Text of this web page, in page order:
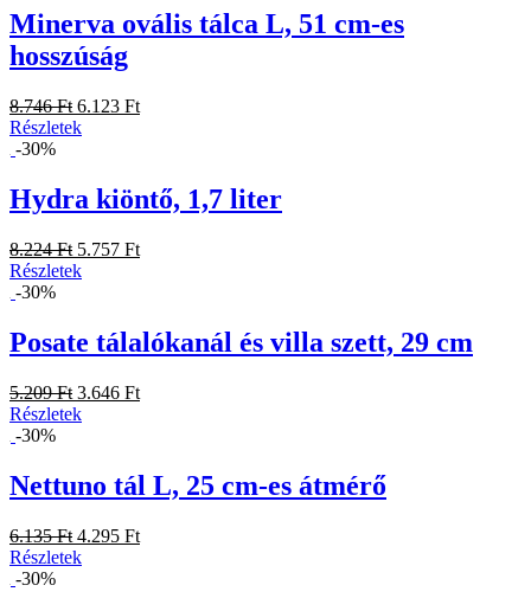
Minerva ovális tálca L, 51 cm-es
hosszúság
8.746 Ft 6.123 Ft
Részletek
-30%
Hydra kiöntő, 1,7 liter
8.224 Ft 5.757 Ft
Részletek
-30%
Posate tálalókanál és villa szett, 29 cm
5.209 Ft 3.646 Ft
Részletek
-30%
Nettuno tál L, 25 cm-es átmérő
6.135 Ft 4.295 Ft
Részletek
-30%